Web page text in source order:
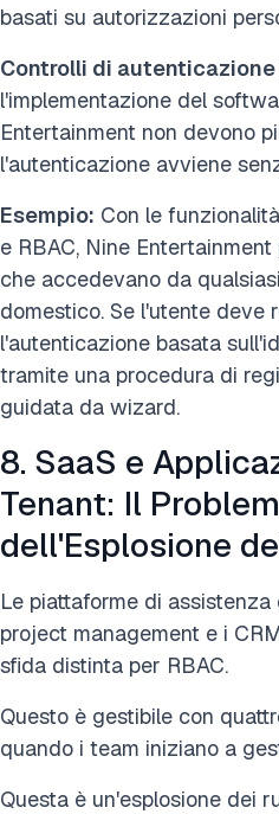
basati su autorizzazioni
Controlli di
l'implementazione del
Entertainment non devono
l'autenticazione avviene
Esempio: Con le
e RBAC, Nine
che accedevano da
domestico. Se l'utente deve
l'autenticazione basata
tramite una procedura di
guidata da wizard.
8. SaaS e
Tenant: Il
dell'Esplosione
Le piattaforme di
project management e i
sfida distinta per RBAC.
Questo è gestibile con
quando i team iniziano a
Questa è un'esplosione dei